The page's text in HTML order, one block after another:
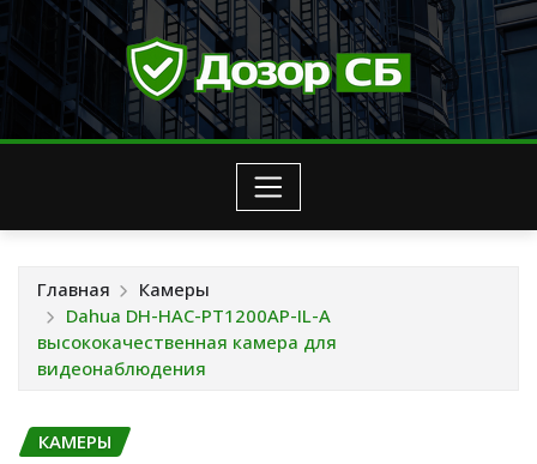
Перейти
к
содержимому
Главная
Камеры
Dahua DH-HAC-PT1200AP-IL-A
высококачественная камера для
видеонаблюдения
КАМЕРЫ